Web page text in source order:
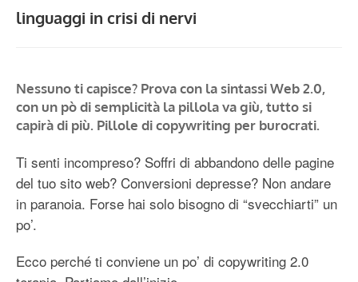
linguaggi in crisi di nervi
Nessuno ti capisce? Prova con la sintassi Web 2.0,
con un pò di semplicità la pillola va giù, tutto si
capirà di più. Pillole di copywriting per burocrati.
Ti senti incompreso? Soffri di abbandono delle pagine
del tuo sito web? Conversioni depresse? Non andare
in paranoia. Forse hai solo bisogno di “svecchiarti” un
po’.
Ecco perché ti conviene un po’ di copywriting 2.0